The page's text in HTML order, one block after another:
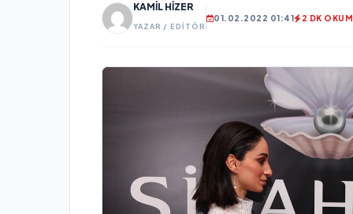
KAMIL HIZER
YAZAR / EDITÖR
01.02.2022 01:41 2 DK